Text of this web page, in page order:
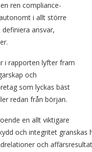
ren compliance-
i allt större
ansvar,
i rapporten lyfter fram
och
som lyckas bäst
redan från början.
en allt viktigare
och integritet granskas
och